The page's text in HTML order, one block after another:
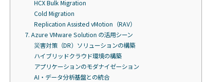
HCX Bulk Migration
Cold Migration
Replication Assisted vMotion（RAV）
7. Azure VMware Solution の活用シーン
災害対策（DR）ソリューションの構築
ハイブリッドクラウド環境の構築
アプリケーションのモダナイゼーション
AI・データ分析基盤との統合